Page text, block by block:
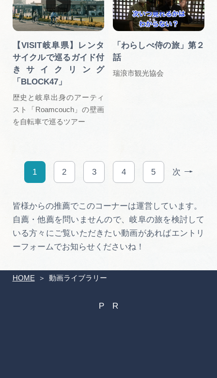
HOME 動画ライブラリー
【VISIT岐阜県】レンタ
サイクルで巡るガイド付
きサイクリング
「BLOCK47」
歴史と岐阜出身のアーティ
スト「Roamcouch」の壁画
を自転車で巡るツアー
「わらしべ侍の旅」第２
話
瑞浪市観光協会
1 2 3 4 5 次
皆様からの推薦でこのコーナーは運営しています。
自薦・他薦を問いませんので、岐阜の旅を検討して
いる方々にご覧いただきたい動画があればエントリ
ーフォームでお知らせくださいね！